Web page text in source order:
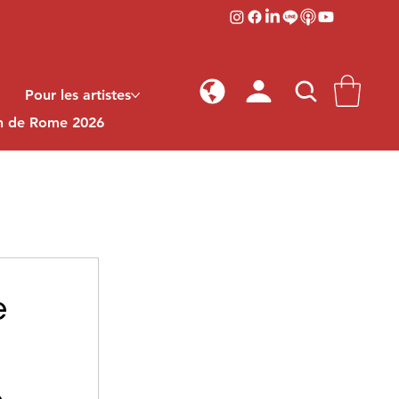
Pour les artistes
de Rome 2026